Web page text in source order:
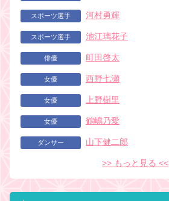
スポーツ選手 河村勇輝
スポーツ選手 池江璃花子
俳優 町田啓太
女優 西野七瀬
女優 上野樹里
女優 鶴嶋乃愛
ダンサー 山下健二郎
>> もっと見る <<